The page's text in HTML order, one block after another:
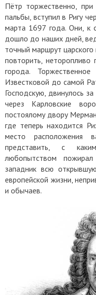
Пётр торжественно, при
пальбы, вступил в Ригу
марта 1697 года. Они, к
дошло до наших дней,
точный маршрут
повторить,
города.
Известковой до самой
Господскую, двинулось
через Карловские
постоялому двору
где теперь находится
место расположения
представить, с
любопытством
западник всю
европейской жизни,
и обычаев.